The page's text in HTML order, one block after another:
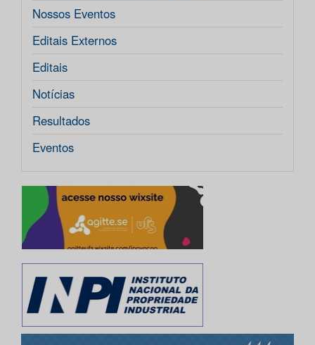
Nossos Eventos
Editais Externos
Editais
Notícias
Resultados
Eventos